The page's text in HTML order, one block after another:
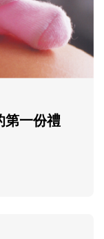
第一份禮